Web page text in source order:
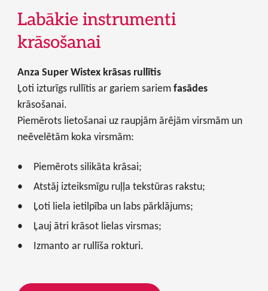
Labākie instrumenti
krāsošanai
Anza Super Wistex krāsas rullītis
Ļoti izturīgs rullītis ar gariem sariemfasādes
krāsošanai.
Piemērots lietošanai uz raupjām ārējām virsmām un
neēvelētām koka virsmām:
Piemērots silikāta krāsai;
Atstāj izteiksmīgu ruļļa tekstūras rakstu;
Ļoti liela ietilpība un labs pārklājums;
Ļauj ātri krāsot lielas virsmas;
Izmanto ar rullīša rokturi.